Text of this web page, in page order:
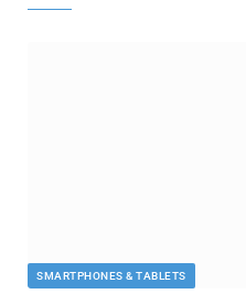
SMARTPHONES & TABLETS